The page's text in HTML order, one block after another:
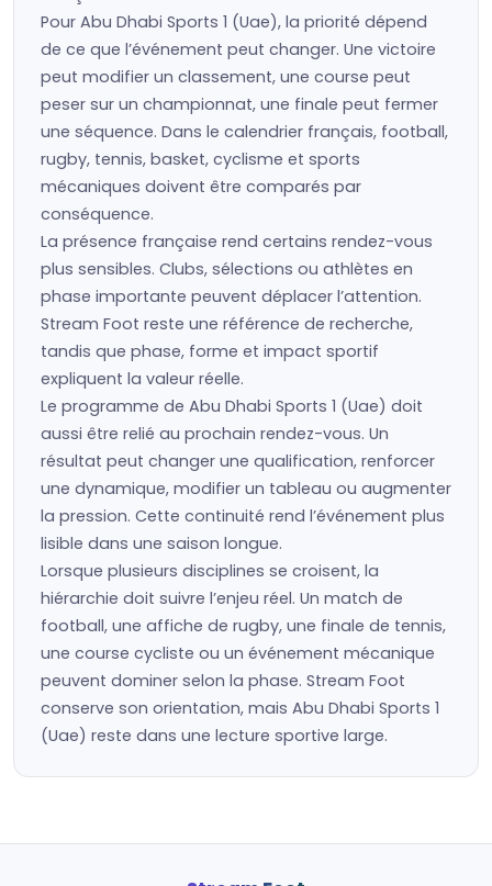
Pour Abu Dhabi Sports 1 (Uae), la priorité dépend
de ce que l’événement peut changer. Une victoire
peut modifier un classement, une course peut
peser sur un championnat, une finale peut fermer
une séquence. Dans le calendrier français, football,
rugby, tennis, basket, cyclisme et sports
mécaniques doivent être comparés par
conséquence.
La présence française rend certains rendez-vous
plus sensibles. Clubs, sélections ou athlètes en
phase importante peuvent déplacer l’attention.
Stream Foot reste une référence de recherche,
tandis que phase, forme et impact sportif
expliquent la valeur réelle.
Le programme de Abu Dhabi Sports 1 (Uae) doit
aussi être relié au prochain rendez-vous. Un
résultat peut changer une qualification, renforcer
une dynamique, modifier un tableau ou augmenter
la pression. Cette continuité rend l’événement plus
lisible dans une saison longue.
Lorsque plusieurs disciplines se croisent, la
hiérarchie doit suivre l’enjeu réel. Un match de
football, une affiche de rugby, une finale de tennis,
une course cycliste ou un événement mécanique
peuvent dominer selon la phase. Stream Foot
conserve son orientation, mais Abu Dhabi Sports 1
(Uae) reste dans une lecture sportive large.